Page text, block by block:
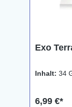
Exo
Inhalt: 34
6,99 €*